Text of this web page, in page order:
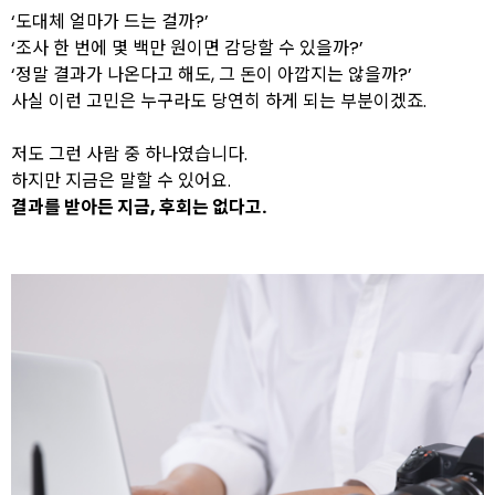
‘도대체 얼마가 드는 걸까?’
‘조사 한 번에 몇 백만 원이면 감당할 수 있을까?’
‘정말 결과가 나온다고 해도, 그 돈이 아깝지는 않을까?’
사실 이런 고민은 누구라도 당연히 하게 되는 부분이겠죠.
저도 그런 사람 중 하나였습니다.
하지만 지금은 말할 수 있어요.
결과를 받아든 지금, 후회는 없다고.